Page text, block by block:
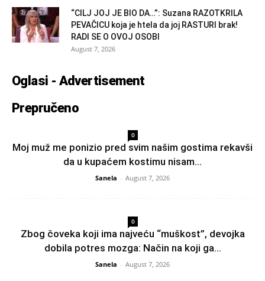
“CILJ JOJ JE BIO DA…”: Suzana RAZOTKRILA
PEVAČICU koja je htela da joj RASTURI brak!
RADI SE O OVOJ OSOBI
August 7, 2026
Oglasi - Advertisement
Prepručeno
0
Moj muž me ponizio pred svim našim gostima rekavši
da u kupaćem kostimu nisam...
Sanela - August 7, 2026
0
Zbog čoveka koji ima najveću “muškost”, devojka
dobila potres mozga: Način na koji ga...
Sanela - August 7, 2026